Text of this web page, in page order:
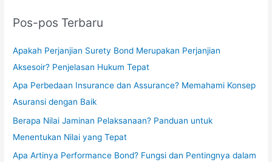
Pos-pos Terbaru
Apakah Perjanjian Surety Bond Merupakan Perjanjian
Aksesoir? Penjelasan Hukum Tepat
Apa Perbedaan Insurance dan Assurance? Memahami Konsep
Asuransi dengan Baik
Berapa Nilai Jaminan Pelaksanaan? Panduan untuk
Menentukan Nilai yang Tepat
Apa Artinya Performance Bond? Fungsi dan Pentingnya dalam